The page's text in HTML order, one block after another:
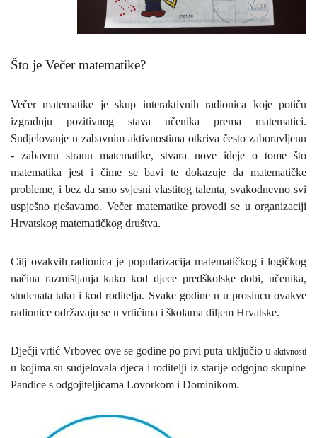
Što je Večer matematike?
Večer matematike je skup interaktivnih radionica koje potiču
izgradnju pozitivnog stava učenika prema matematici.
Sudjelovanje u zabavnim aktivnostima otkriva često zaboravljenu
- zabavnu stranu matematike, stvara nove ideje o tome što
matematika jest i čime se bavi te dokazuje da matematičke
probleme, i bez da smo svjesni vlastitog talenta, svakodnevno svi
uspješno rješavamo. Večer matematike provodi se u organizaciji
Hrvatskog matematičkog društva.
Cilj ovakvih radionica je popularizacija matematičkog i logičkog
načina razmišljanja kako kod djece predškolske dobi, učenika,
studenata tako i kod roditelja. Svake godine u u prosincu ovakve
radionice održavaju se u vrtićima i školama diljem Hrvatske.
Dječji vrtić Vrbovec ove se godine po prvi puta uključio u aktivnosti
u kojima su sudjelovala djeca i roditelji iz starije odgojno skupine
Pandice s odgojiteljicama Lovorkom i Dominikom.